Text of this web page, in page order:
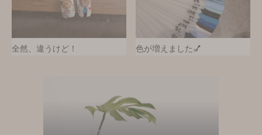
全然、違うけど！ 色が増えました💅